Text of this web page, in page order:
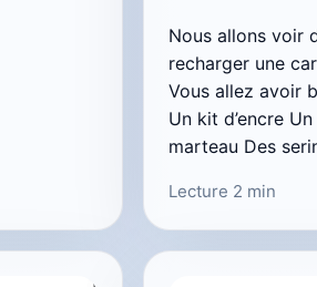
Nous allons voir
recharger une
Vous allez avoir
Un kit d’encre
marteau Des
Lecture 2 min